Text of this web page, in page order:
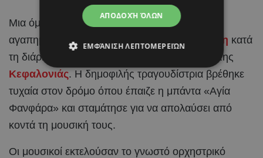
Μια όμορφη και αυθόρμητη συνάντηση είχε η
αγαπημένη Κύπρια τραγουδίστρια
Άννα Βίσση κατά
τη διάρκεια των διακοπών της στο Φισκάρδο της
Κεφαλονιάς. Η δημοφιλής τραγουδίστρια βρέθηκε
τυχαία στον δρόμο όπου έπαιζε η μπάντα «Αγία
Φανφάρα» και σταμάτησε για να απολαύσει από
κοντά τη μουσική τους.
Οι μουσικοί εκτελούσαν το γνωστό ορχηστρικό
ΑΠΟΔΟΧΉ ΌΛΩΝ
ΕΜΦΆΝΙΣΗ ΛΕΠΤΟΜΕΡΕΙΏΝ